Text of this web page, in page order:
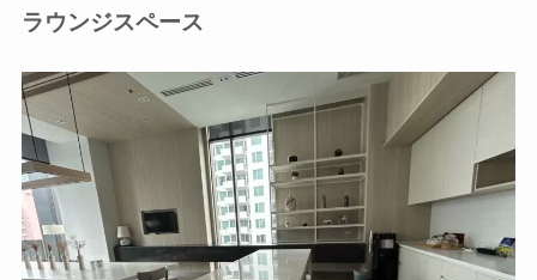
ラウンジスペース